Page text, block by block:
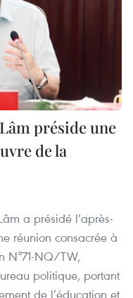
préside une
de la
a présidé l’après-
réunion consacrée à
N°71-NQ/TW,
politique, portant
de l’éducation et